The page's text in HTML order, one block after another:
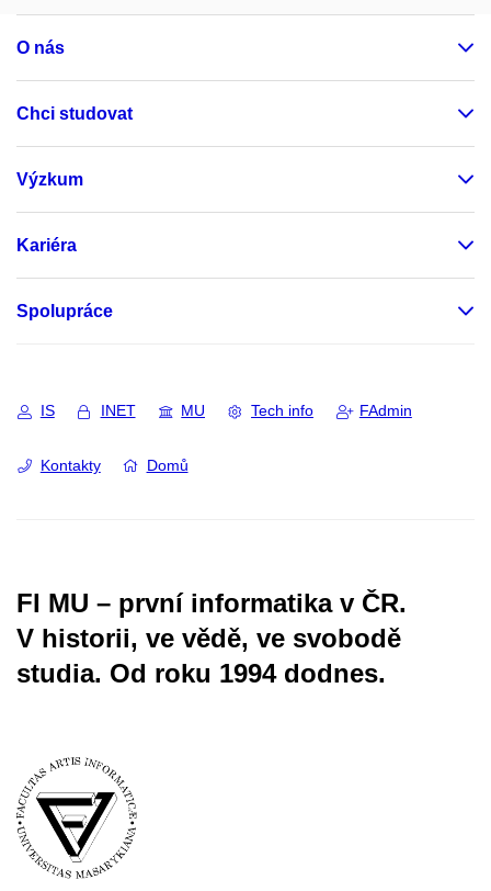
O nás
Chci studovat
Výzkum
Kariéra
Spolupráce
IS INET MU Tech info FAdmin
Kontakty Domů
FI MU – první informatika v ČR.
V historii, ve vědě, ve svobodě
studia. Od roku 1994 dodnes.